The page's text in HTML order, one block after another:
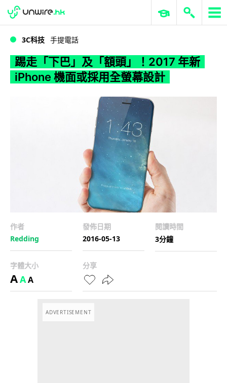
WWDC 2026 ERP 與商業 AI
3C科技 手提電話
踢走「下巴」及「額頭」！2017 年新
iPhone 機面或採用全螢幕設計
作者
Redding
發佈日期
2016-05-13
閱讀時間
3分鐘
字體大小
AAA
分享
ADVERTISEMENT